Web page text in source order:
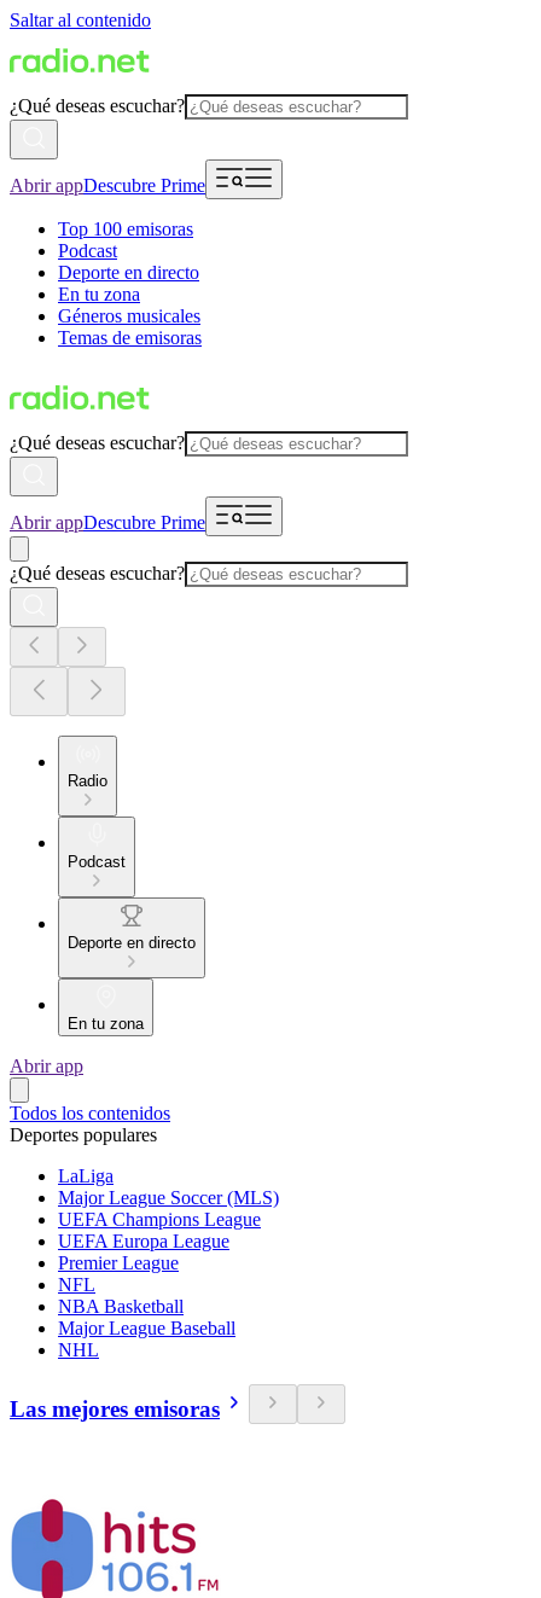
Saltar al contenido
¿Qué deseas escuchar?
Abrir appDescubre Prime
Top 100 emisoras
Podcast
Deporte en directo
En tu zona
Géneros musicales
Temas de emisoras
¿Qué deseas escuchar?
Abrir appDescubre Prime
¿Qué deseas escuchar?
Radio
Podcast
Deporte en directo
En tu zona
Abrir app
Todos los contenidos
Deportes populares
LaLiga
Major League Soccer (MLS)
UEFA Champions League
UEFA Europa League
Premier League
NFL
NBA Basketball
Major League Baseball
NHL
Las mejores emisoras